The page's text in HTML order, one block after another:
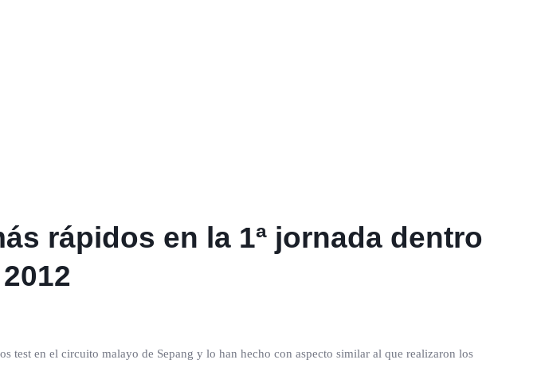
rápidos en la 1ª jornada dentro
test en el circuito malayo de Sepang y lo han hecho con aspecto similar al que realizaron los